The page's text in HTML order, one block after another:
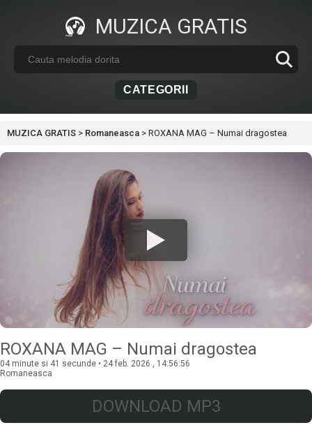
MUZICA GRATIS
CATEGORII
MUZICA GRATIS > Romaneasca > ROXANA MAG – Numai dragostea
ROXANA MAG – Numai dragostea
04 minute si 41 secunde • 24 feb. 2026 , 14:56:56
Romaneasca
DOWNLOAD MP3